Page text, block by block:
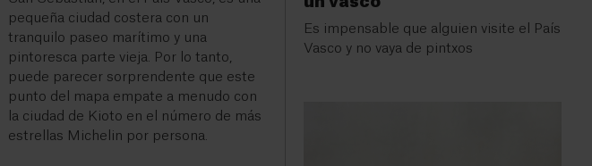
pequeña ciudad costera con un
tranquilo paseo marítimo y una
pintoresca parte vieja. Por lo tanto,
puede parecer sorprendente que este
punto del mapa empate a menudo con
la ciudad de Kioto en el número de más
estrellas Michelin por persona.
Es impensable que alguien visite el País
Vasco y no vaya de pintxos